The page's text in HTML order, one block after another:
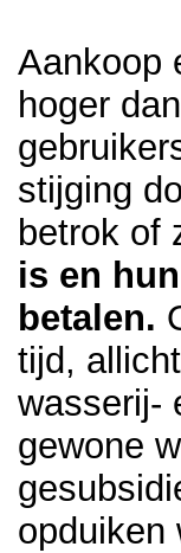
Aankoop
hoger
stijging
betrok of
is en
betalen.
tijd,
wasserij-
gewone
opduiken